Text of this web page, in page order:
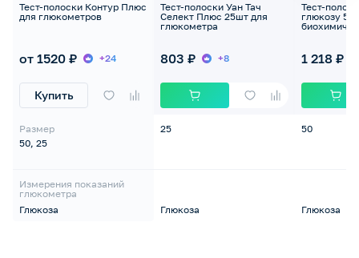
Тест-полоски Контур Плюс
для глюкометров
от 1520 ₽ +24
Купить
Размер
50, 25
Измерения показаний
глюкометра
Глюкоза
Тест-полоски Уан Тач
Селект Плюс 25шт для
глюкометра
803 ₽ +8
25
Глюкоза
Тест-
глюкозу 50
1 218 ₽
50
Глюкоза